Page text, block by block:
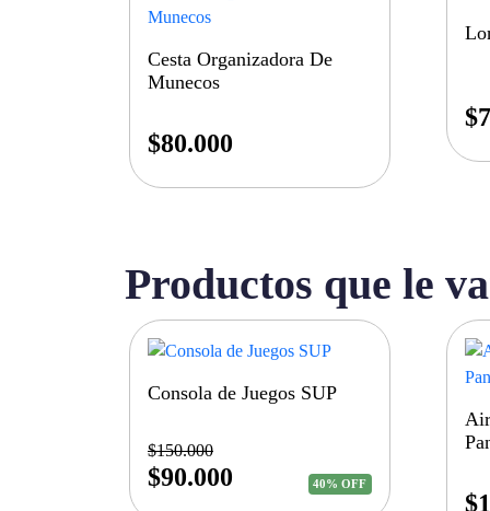
Cesta Organizadora De
Munecos
$80.000
$
Productos que le
Consola de Juegos SUP
$150.000
$90.000 40% OFF
$